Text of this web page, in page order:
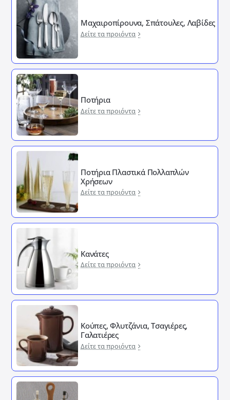
Μαχαιροπίρουνα, Σπάτουλες, Λαβίδες
Δείτε τα προιόντα
Ποτήρια
Δείτε τα προιόντα
Ποτήρια Πλαστικά Πολλαπλών
Χρήσεων
Δείτε τα προιόντα
Κανάτες
Δείτε τα προιόντα
Κούπες, Φλυτζάνια, Τσαγιέρες,
Γαλατιέρες
Δείτε τα προιόντα